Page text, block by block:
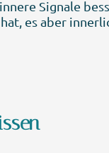
Signale
es aber